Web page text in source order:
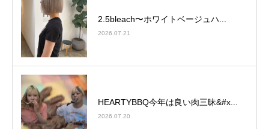
2.5bleach〜ホワイトベージュ⁡ハ...
2026.07.21
HEARTYBBQ今年は良い肉三昧&#x...
2026.07.20